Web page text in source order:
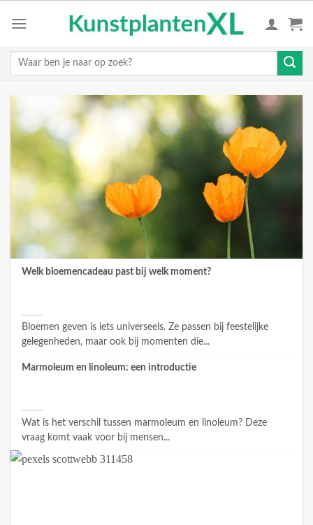
Zoeken
Welk bloemencadeau past bij welk moment?
Bloemen geven is iets universeels. Ze passen bij feestelijke
gelegenheden, maar ook bij momenten die...
Marmoleum en linoleum: een introductie
Wat is het verschil tussen marmoleum en linoleum? Deze
vraag komt vaak voor bij mensen...